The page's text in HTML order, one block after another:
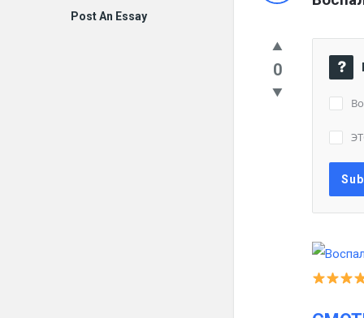
0
Post An Essay